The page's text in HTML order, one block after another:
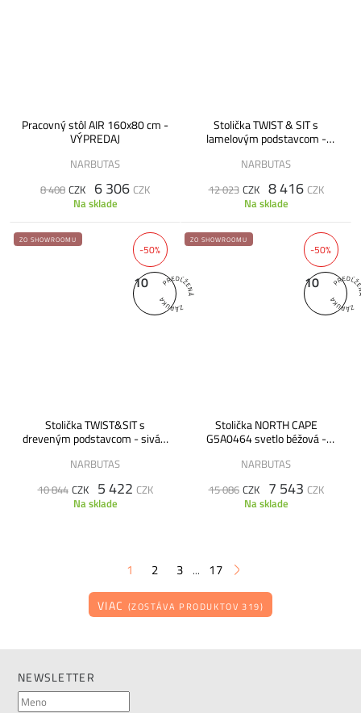
Pracovný stôl AIR 160x80 cm -
VÝPREDAJ
NARBUTAS
8 408 CZK 6 306 CZK
Na sklade
Stolička TWIST & SIT s
lamelovým podstavcom -
NARBUTAS
12 023 CZK 8 416 CZK
Na sklade
-50%
10
ZO SHOWROOMU
Stolička TWIST&SIT s
dreveným podstavcom - sivá -
NARBUTAS
10 844 CZK 5 422 CZK
Na sklade
-50%
10
ZO SHOWROOMU
Stolička NORTH CAPE
G5A0464 svetlo béžová -
NARBUTAS
15 086 CZK 7 543 CZK
Na sklade
1 2 3 ... 17
VIAC (ZOSTÁVA PRODUKTOV 319)
NEWSLETTER